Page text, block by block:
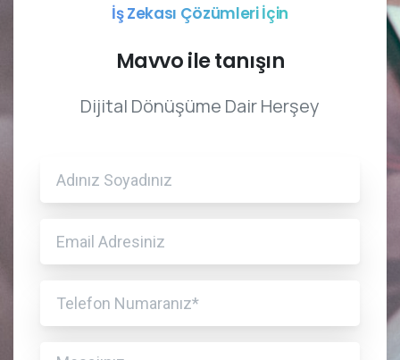
İş Zekası Çözümleri İçin
Mavvoiletanışın
Dijital Dönüşüme Dair Herşey